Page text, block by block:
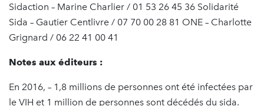
Sidaction – Marine Charlier / 01 53 26 45 36 Solidarité
Sida – Gautier Centlivre / 07 70 00 28 81 ONE – Charlotte
Grignard / 06 22 41 00 41
Notes aux éditeurs :
En 2016, – 1,8 millions de personnes ont été infectées par
le VIH et 1 million de personnes sont décédés du sida.